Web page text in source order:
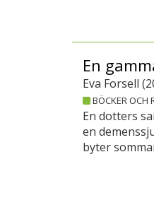
En
Eva Forsell (
BÖCKER OCH
En dotters
en
byter